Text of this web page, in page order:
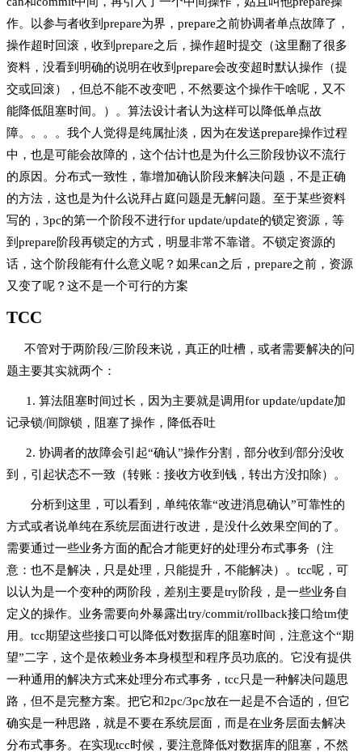
作。以参与者收到prepare为界，prepare之前协调者单点故障了，
操作超时回滚，收到prepare之后，操作超时提交（这里翻了很多
资料，没看到明确的说明在收到prepare会改变超时默认操作（提
交或回滚），但总不能不改变吧，不然要这个操作干啥呢，又不
能降低阻塞时间。）。算法设计者认为这样可以降低单点故
障。。。。我个人觉得是纯属扯淡，因为在发送prepare操作过程
中，也是可能会故障的，这个估计也是为什么三阶段协议不流行
的原因。分布式一致性，靠增加确认阶段来解决问题，不是正确
的方法，这也是为什么说拜占庭问题是无解问题。至于某些资料
写的，3pc的第一个阶段不进行for update/update的锁定资源，等
到prepare阶段再锁定的方式，明显非常不靠谱。不锁定资源的
话，这个阶段能有什么意义呢？如果can之后，prepare之前，资源
又变了呢？这不是一个可行的方案
TCC
不管对于两阶段/三阶段来说，真正的吐槽，或者需要解决的问
题主要其实就两个：
1. 算法阻塞时间过长，因为主要就是调用for update/update加
记录锁/间隙锁，阻塞了操作，降低吞吐
2. 协调者的故障会引起“确认”操作分割，部分收到/部分没收
到，引起状态不一致（转账：接收方收到钱，转出方没扣除）。
分析到这里，可以看到，单纯依靠“改进消息确认”可靠性的
方式或者说单纯在系统层面进行改进，是没什么效果空间的了。
需要通过一些业务方面的配合才能更好的处理分布式事务（注
意：也不是解决，只是处理，只能提升，不能解决）。tcc呢，可
以认为是一个变种的两阶段，差别主要是try阶段，是一些业务自
定义的操作。业务需要向外暴露出try/commit/rollback接口给tm使
用。tcc期望这些接口可以降低对数据库的阻塞时间，注意这个“期
望”二字，这个是依赖业务本身模型和程序员功底的。它没有提供
一种通用的解决方式来处理分布式事务，tcc只是一种解决问题思
路，但不是完整方案。把它和2pc/3pc放在一起是不合适的，但它
确实是一种思路，就是不要在系统层面，而是在业务层面去解决
分布式事务。在实现tcc时候，要注意降低对数据库的阻塞，不然